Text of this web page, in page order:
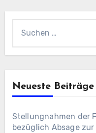
Neueste Beiträge
Stellungnahmen der
bezüglich Absage